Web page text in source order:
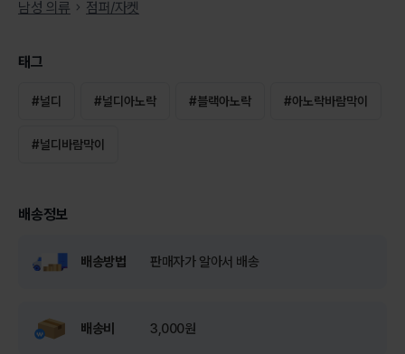
남성 의류
점퍼/자켓
태그
#널디 #널디아노락 #블랙아노락 #아노락바람막이
#널디바람막이
배송정보
배송방법 판매자가 알아서 배송
배송비 3,000원